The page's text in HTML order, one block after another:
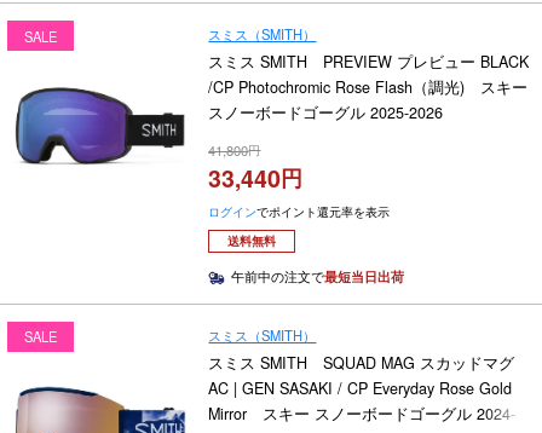
SALE スミス（SMITH）
スミス SMITH PREVIEW プレビュー BLACK
/CP Photochromic Rose Flash（調光) スキー
スノーボードゴーグル 2025-2026
41,800
33,440
ログインでポイント還元率を表示
送料無料
午前中の注文で最短当日出荷
SALE スミス（SMITH）
スミス SMITH SQUAD MAG スカッドマグ
AC | GEN SASAKI / CP Everyday Rose Gold
Mirror スキー スノーボードゴーグル 2024-